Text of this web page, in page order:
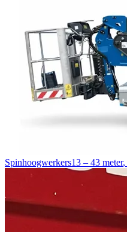
Spinhoogwerkers13 – 43 meter,